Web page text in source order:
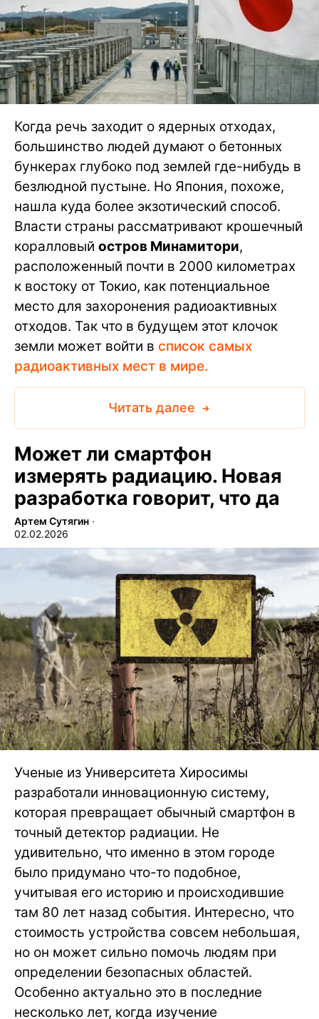
Когда речь заходит о ядерных отходах,
большинство людей думают о бетонных
бункерах глубоко под землей где-нибудь в
безлюдной пустыне. Но Япония, похоже,
нашла куда более экзотический способ.
Власти страны рассматривают крошечный
коралловый остров Минамитори,
расположенный почти в 2000 километрах
к востоку от Токио, как потенциальное
место для захоронения радиоактивных
отходов. Так что в будущем этот клочок
земли может войти в список самых
радиоактивных мест в мире.
Читать далее
Может ли смартфон
измерять радиацию. Новая
разработка говорит, что да
Артем Сутягин ∙
02.02.2026
Ученые из Университета Хиросимы
разработали инновационную систему,
которая превращает обычный смартфон в
точный детектор радиации. Не
удивительно, что именно в этом городе
было придумано что-то подобное,
учитывая его историю и происходившие
там 80 лет назад события. Интересно, что
стоимость устройства совсем небольшая,
но он может сильно помочь людям при
определении безопасных областей.
Особенно актуально это в последние
несколько лет, когда изучение